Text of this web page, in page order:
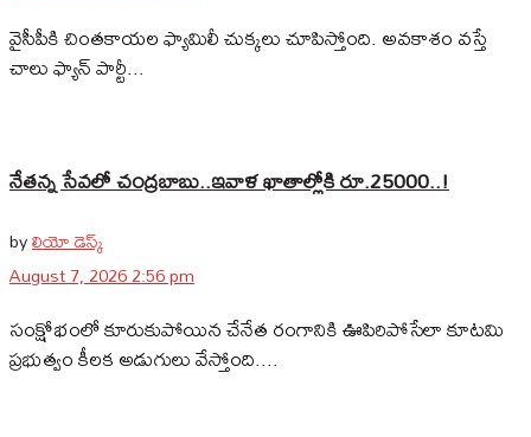
వైసీపీకి చింతకాయల ఫ్యామిలీ చుక్కలు చూపిస్తోంది. అవకాశం వస్తే
చాలు ఫ్యాన్‌ పార్టీ...
నేతన్న సేవలో చంద్రబాబు..ఇవాళ ఖాతాల్లోకి రూ.25000..!
byలియో డెస్క్
August 7, 2026 2:56 pm
సంక్షోభంలో కూరుకుపోయిన చేనేత రంగానికి ఊపిరిపోసేలా కూటమి
ప్రభుత్వం కీలక అడుగులు వేస్తోంది....